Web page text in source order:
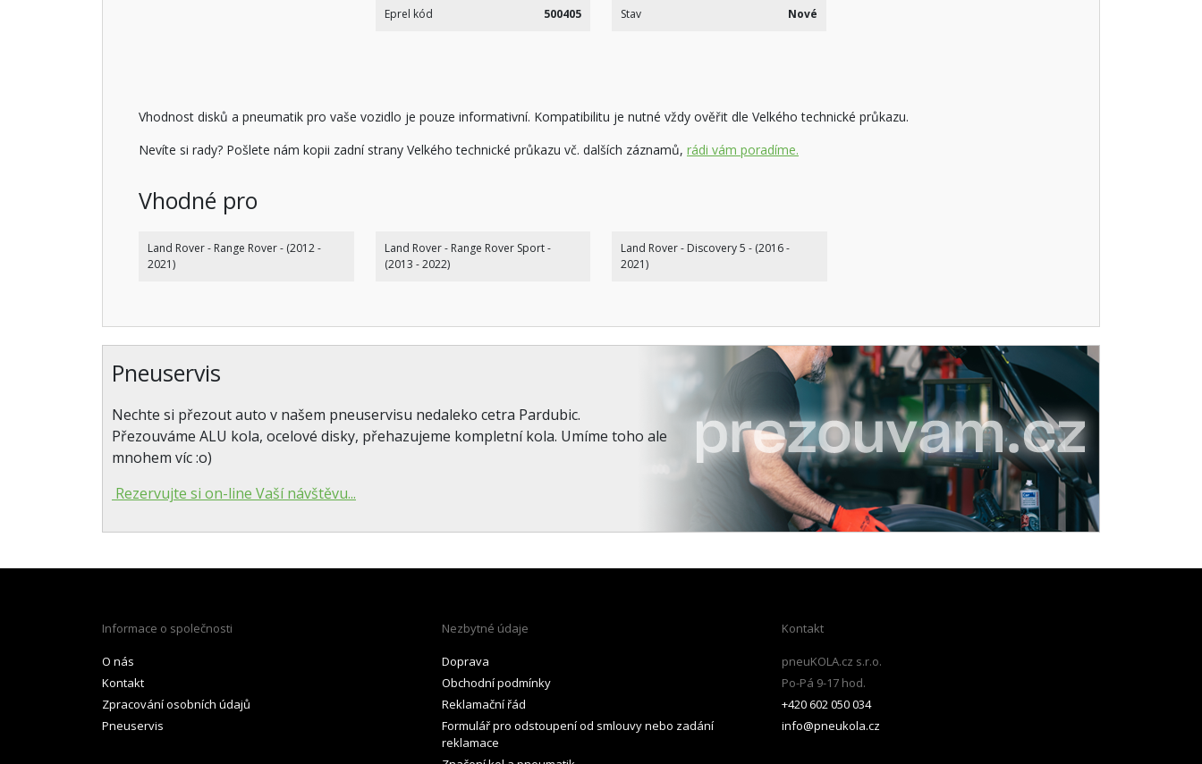
Eprel kód 500405 Stav Nové
Vhodnost disků a pneumatik pro vaše vozidlo je pouze informativní. Kompatibilitu je nutné vždy ověřit dle Velkého technické průkazu.
Nevíte si rady? Pošlete nám kopii zadní strany Velkého technické průkazu vč. dalších záznamů, rádi vám poradíme.
Vhodné pro
Land Rover - Range Rover - (2012 -
2021)
Land Rover - Range Rover Sport -
(2013 - 2022)
Land Rover - Discovery 5 - (2016 -
2021)
Pneuservis
Nechte si přezout auto v našem pneuservisu nedaleko cetra Pardubic.
Přezouváme ALU kola, ocelové disky, přehazujeme kompletní kola. Umíme toho ale
mnohem víc :o)
Rezervujte si on-line Vaší návštěvu...
Informace o společnosti
O nás
Kontakt
Zpracování osobních údajů
Pneuservis
Nezbytné údaje
Doprava
Obchodní podmínky
Reklamační řád
Formulář pro odstoupení od smlouvy nebo zadání
reklamace
Kontakt
pneuKOLA.cz s.r.o.
Po-Pá 9-17 hod.
+420 602 050 034
info@pneukola.cz